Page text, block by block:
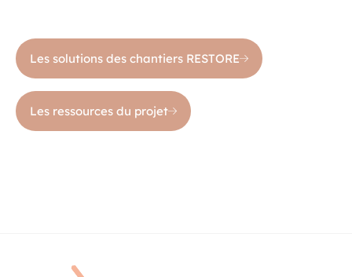
Les solutions des chantiers RESTORE
Les ressources du projet